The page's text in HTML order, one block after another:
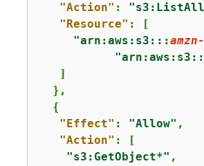
"Action" :
"Resource" : [
"arn:aws:s3:::
   ]
  },
{
"Effect" : "Allow" ,
"Action" : [
"s3:GetObject*" ,